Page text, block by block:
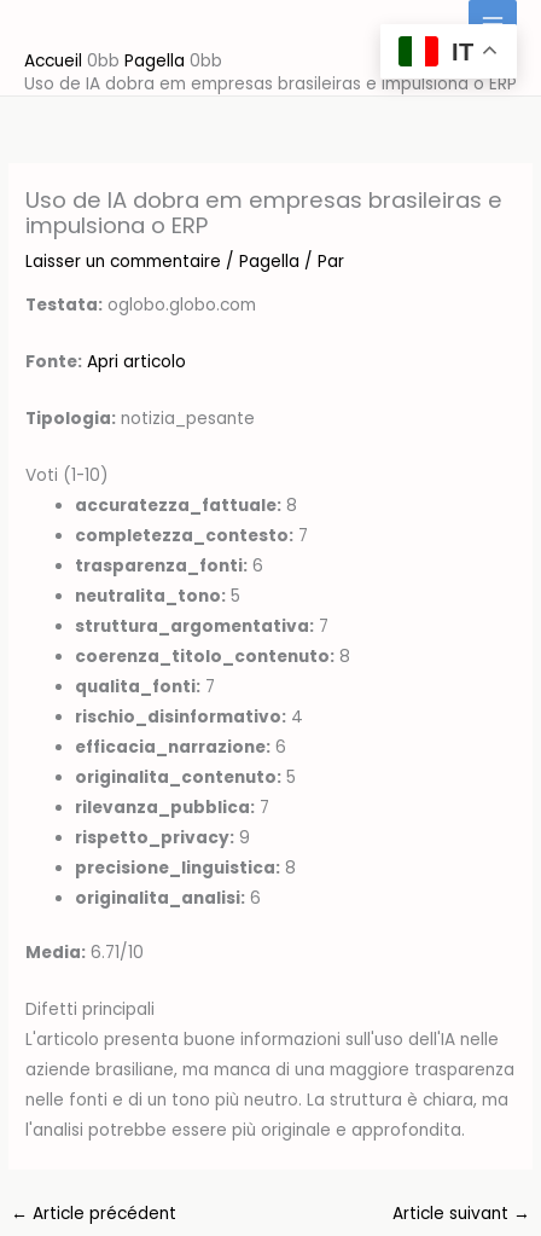
contenu
Accueil
Pagella
Uso de IA dobra em empresas brasileiras e impulsiona o ERP
Uso de IA dobra em empresas brasileiras e
impulsiona o ERP
Laisser un commentaire /Pagella / Par
Testata: oglobo.globo.com
Fonte: Apri articolo
Tipologia: notizia_pesante
Voti (1-10)
accuratezza_fattuale: 8
completezza_contesto: 7
trasparenza_fonti: 6
neutralita_tono: 5
struttura_argomentativa: 7
coerenza_titolo_contenuto: 8
qualita_fonti: 7
rischio_disinformativo: 4
efficacia_narrazione: 6
originalita_contenuto: 5
rilevanza_pubblica: 7
rispetto_privacy: 9
precisione_linguistica: 8
originalita_analisi: 6
Media: 6.71/10
Difetti principali
L'articolo presenta buone informazioni sull'uso dell'IA nelle
aziende brasiliane, ma manca di una maggiore trasparenza
nelle fonti e di un tono più neutro. La struttura è chiara, ma
l'analisi potrebbe essere più originale e approfondita.
← Article précédent Article suivant →
IT